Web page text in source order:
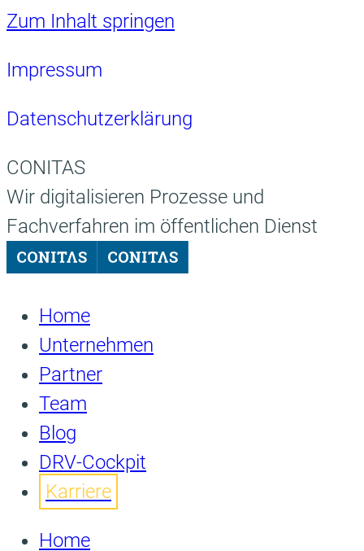
Zum Inhalt springen
Impressum
Datenschutzerklärung
CONITAS
Wir digitalisieren Prozesse und
Fachverfahren im öffentlichen Dienst
Home
Unternehmen
Partner
Team
Blog
DRV-Cockpit
Karriere
Home